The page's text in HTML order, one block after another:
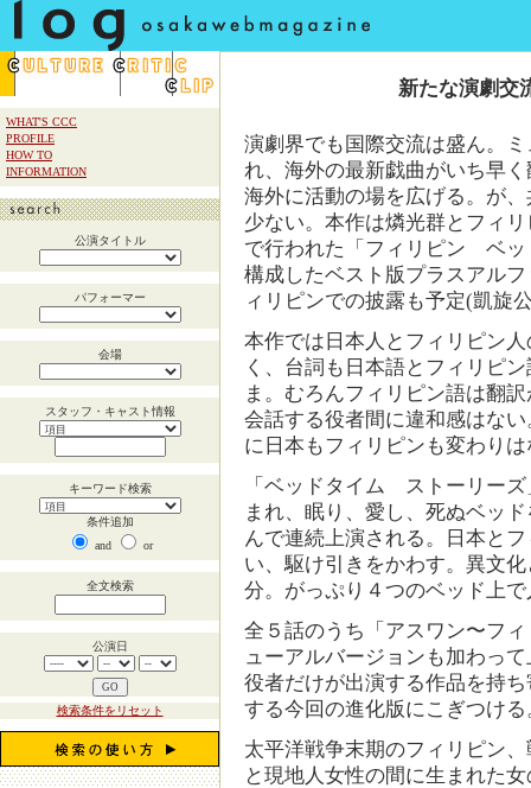
WHAT'S CCC
PROFILE
HOW TO
INFORMATION
公演タイトル
パフォーマー
会場
スタッフ・キャスト情報
キーワード検索
条件追加
and
or
全文検索
公演日
検索条件をリセット
新たな演劇交
演劇界でも国際交流は盛ん。
れ、海外の最新戯曲がいち早
海外に活動の場を広げる。が
少ない。本作は燐光群とフィ
で行われた「フィリピン ベ
構成したベスト版プラスアル
ィリピンでの披露も予定(凱旋
本作では日本人とフィリピン
く、台詞も日本語とフィリピ
ま。むろんフィリピン語は翻
会話する役者間に違和感はな
に日本もフィリピンも変わり
「ベッドタイム ストーリー
まれ、眠り、愛し、死ぬベッ
んで連続上演される。日本と
い、駆け引きをかわす。異文
分。がっぷり４つのベッド上
全５話のうち「アスワン〜フ
ューアルバージョンも加わっ
役者だけが出演する作品を持
する今回の進化版にこぎつける
太平洋戦争末期のフィリピン
と現地人女性の間に生まれた